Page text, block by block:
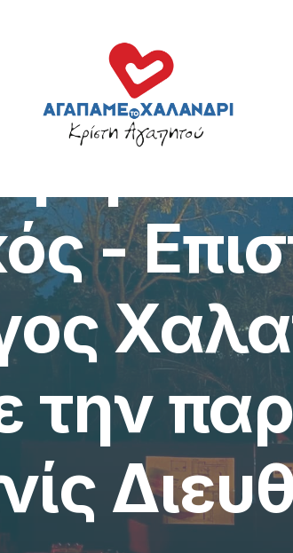
September 10, 2024 • 1 Minute
ομάδα
-
την